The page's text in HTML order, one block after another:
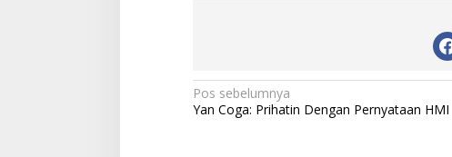
N
a
Pos sebelumnya
Yan Coga: Prihatin Dengan Pernyataan HMI